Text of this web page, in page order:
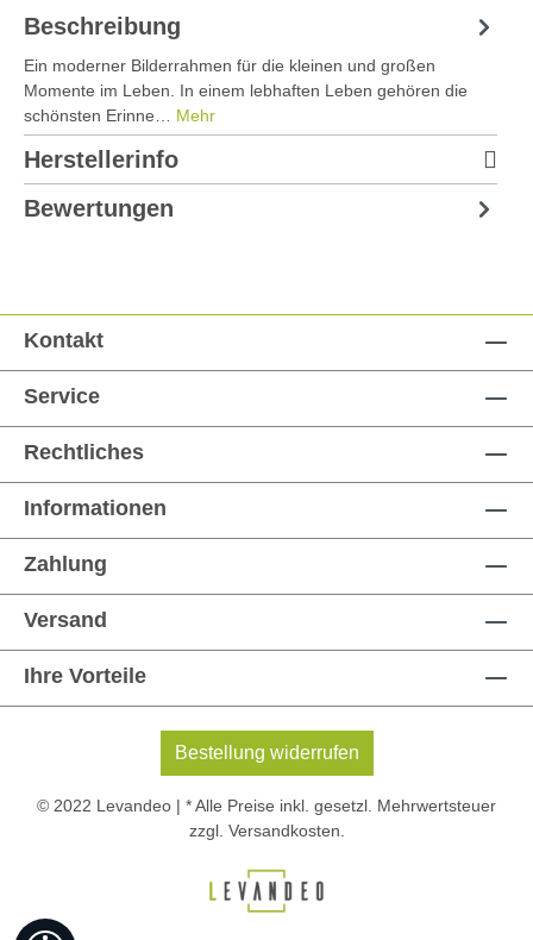
Beschreibung
Ein moderner Bilderrahmen für die kleinen und großen
Momente im Leben. In einem lebhaften Leben gehören die
schönsten Erinne… Mehr
Herstellerinfo
Bewertungen
Kontakt
Service
Rechtliches
Informationen
Zahlung
Versand
Ihre Vorteile
Bestellung widerrufen
© 2022 Levandeo | * Alle Preise inkl. gesetzl. Mehrwertsteuer
zzgl. Versandkosten